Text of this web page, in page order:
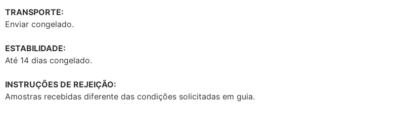
TRANSPORTE:
Enviar congelado.
ESTABILIDADE:
Até 14 dias congelado.
INSTRUÇÕES DE REJEIÇÃO:
Amostras recebidas diferente das condições solicitadas em guia.